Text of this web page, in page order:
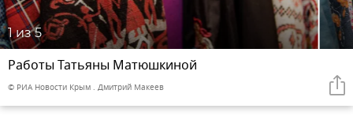
1из 5
Работы Татьяны Матюшкиной
© РИА Новости Крым . Дмитрий Макеев